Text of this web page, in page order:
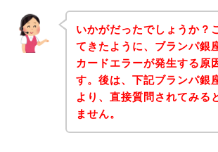
いかがだったでしょうか？
てきたように、ブランパ銀
カードエラーが発生する原
す。後は、下記ブランパ銀
より、直接質問されてみる
ません。